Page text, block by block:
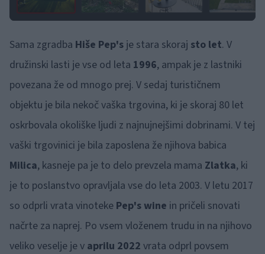
Sama zgradba Hiše Pep's je stara skoraj sto let. V
družinski lasti je vse od leta 1996, ampak je z lastniki
povezana že od mnogo prej. V sedaj turističnem
objektu je bila nekoč vaška trgovina, ki je skoraj 80 let
oskrbovala okoliške ljudi z najnujnejšimi dobrinami. V tej
vaški trgovinici je bila zaposlena že njihova babica
Milica, kasneje pa je to delo prevzela mama Zlatka, ki
je to poslanstvo opravljala vse do leta 2003. V letu 2017
so odprli vrata vinoteke Pep's wine in pričeli snovati
načrte za naprej. Po vsem vloženem trudu in na njihovo
veliko veselje je v aprilu 2022 vrata odprl povsem